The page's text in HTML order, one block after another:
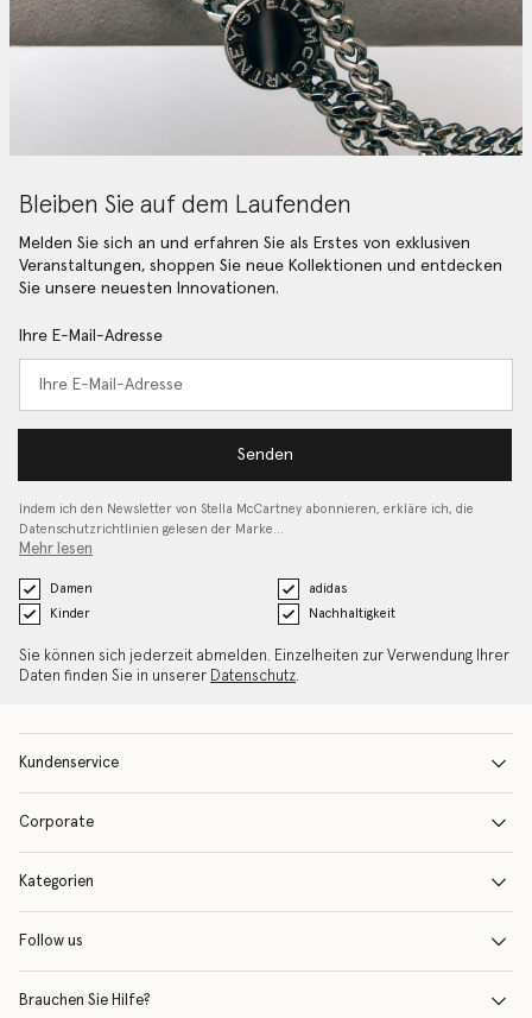
Bleiben Sie auf dem Laufenden
Melden Sie sich an und erfahren Sie als Erstes von exklusiven
Veranstaltungen, shoppen Sie neue Kollektionen und entdecken
Sie unsere neuesten Innovationen.
Ihre E-Mail-Adresse
Senden
Indem ich den Newsletter von Stella McCartney abonnieren, erkläre ich, die
Datenschutzrichtlinien gelesen der Marke…
Mehr lesen
Damen
adidas
Kinder
Nachhaltigkeit
Sie können sich jederzeit abmelden. Einzelheiten zur Verwendung Ihrer
Daten finden Sie in unserer Datenschutz.
Kundenservice
Corporate
Kategorien
Follow us
Brauchen Sie Hilfe?